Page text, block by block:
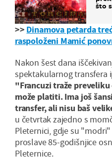
što
>> Dinamova petarda
raspoloženi Mamić
Nakon šest dana
spektakularnog transfera
"Francuzi traže
može platiti. Ima još
transfer, ali nisu baš
u četvrtak zajedno s
Pleternici, gdje su
proslave 85-godišnjice
Pleternice.